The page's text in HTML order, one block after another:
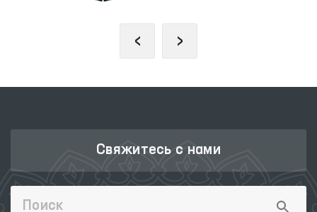
‹ ›
Свяжитесь с нами